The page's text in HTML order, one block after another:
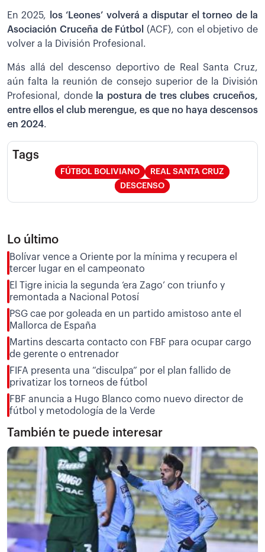
En 2025,
los ‘Leones’ volverá a disputar el torneo de la
Asociación Cruceña de Fútbol (ACF), con el objetivo de
volver a la División Profesional.
Más allá del descenso deportivo de Real Santa Cruz,
aún falta la reunión de consejo superior de la División
Profesional, donde la postura de tres clubes cruceños,
entre ellos el club merengue, es que no haya descensos
en 2024.
Tags
FÚTBOL BOLIVIANO
REAL SANTA CRUZ
DESCENSO
Lo último
Bolívar vence a Oriente por la mínima y recupera el
tercer lugar en el campeonato
El Tigre inicia la segunda ‘era Zago’ con triunfo y
remontada a Nacional Potosí
PSG cae por goleada en un partido amistoso ante el
Mallorca de España
Martins descarta contacto con FBF para ocupar cargo
de gerente o entrenador
FIFA presenta una “disculpa” por el plan fallido de
privatizar los torneos de fútbol
FBF anuncia a Hugo Blanco como nuevo director de
fútbol y metodología de la Verde
También te puede interesar